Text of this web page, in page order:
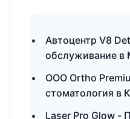
Автоцентр V8
обслуживание в
ООО Ortho
стоматология в
Laser Pro Glow -